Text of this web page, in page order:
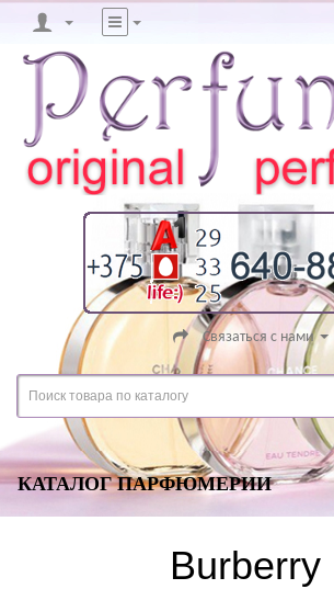
Связаться с нами
КАТАЛОГ ПАРФЮМЕРИИ
Burberry